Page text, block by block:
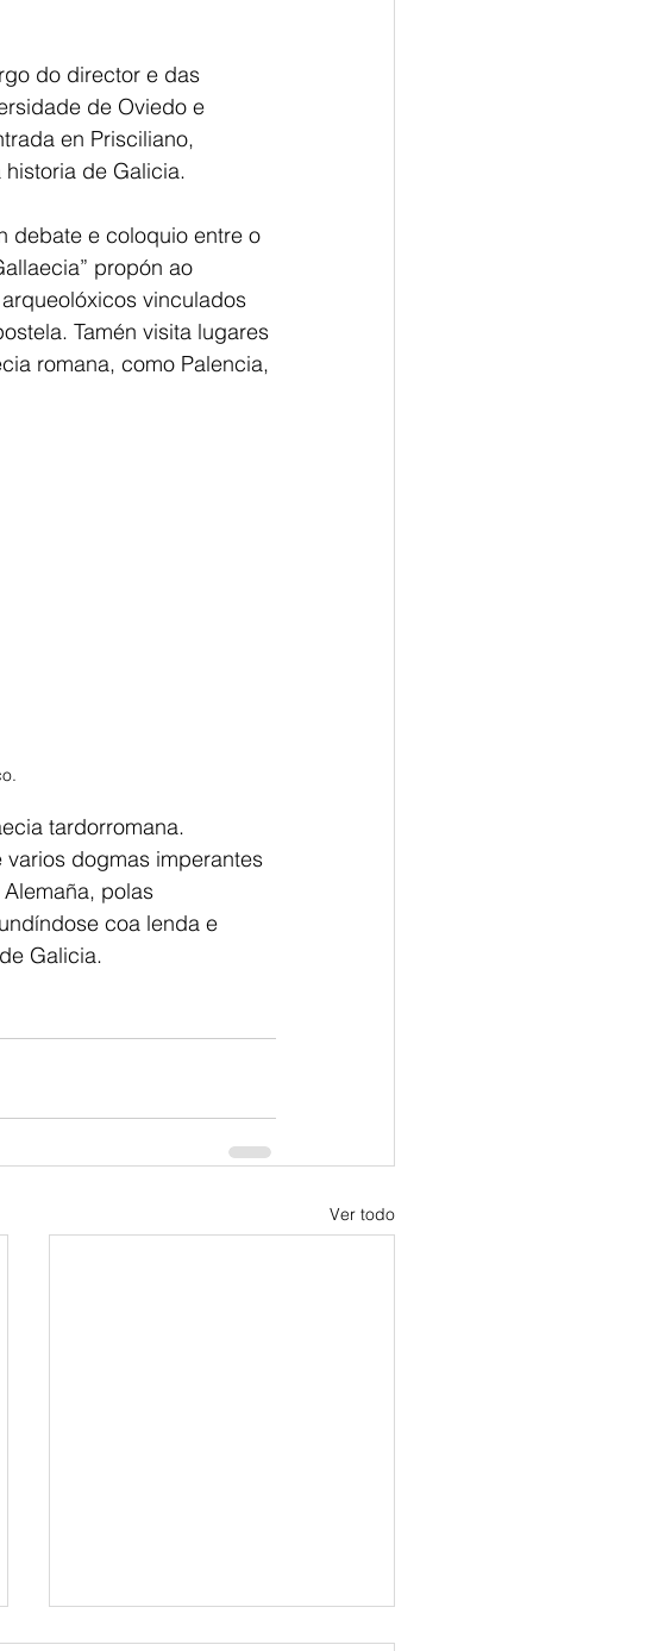
do director e das
de Oviedo e
en Prisciliano,
de Galicia.
debate e coloquio entre o
propón ao
vinculados
Tamén visita lugares
romana, como Palencia,
tardorromana.
dogmas imperantes
polas
coa lenda e
Galicia.
Ver todo